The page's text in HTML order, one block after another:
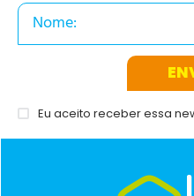
Eu aceito receber essa